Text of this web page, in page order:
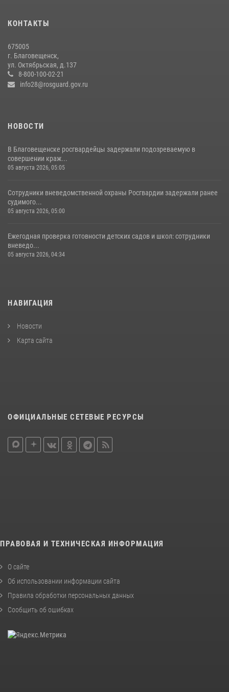
13 июля 2026, 03:27
охраны
23 июля 2026, 07:49
КОНТАКТЫ
675005
г. Благовещенск,
ул. Октябрьская, д.137
8-800-100-02-21
info28@rosguard.gov.ru
НОВОСТИ
В Благовещенске росгвардейцы задержали подозреваемую в
совершении краж...
05 августа 2026, 05:05
Сотрудники вневедомственной охраны Росгвардии задержали ранее
судимого...
05 августа 2026, 05:00
Ежегодная проверка готовности детских садов и школ: сотрудники
вневедо...
05 августа 2026, 04:34
НАВИГАЦИЯ
Новости
Карта сайта
ОФИЦИАЛЬНЫЕ СЕТЕВЫЕ РЕСУРСЫ
ПРАВОВАЯ И ТЕХНИЧЕСКАЯ ИНФОРМАЦИЯ
О сайте
Об использовании информации сайта
Правила обработки персональных данных
Сообщить об ошибках